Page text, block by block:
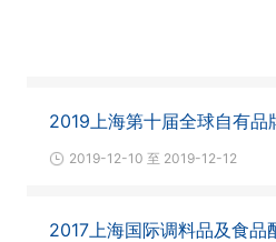
2019上海第十届全球自有品
2019-12-10 至 2019-12-12
2017上海国际调料品及食品